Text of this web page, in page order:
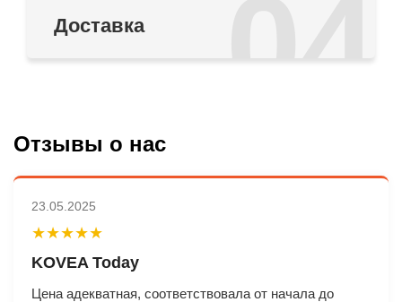
04
Доставка
Отзывы о нас
23.05.2025
★★★★★
KOVEA Today
Цена адекватная, соответствовала от начала до